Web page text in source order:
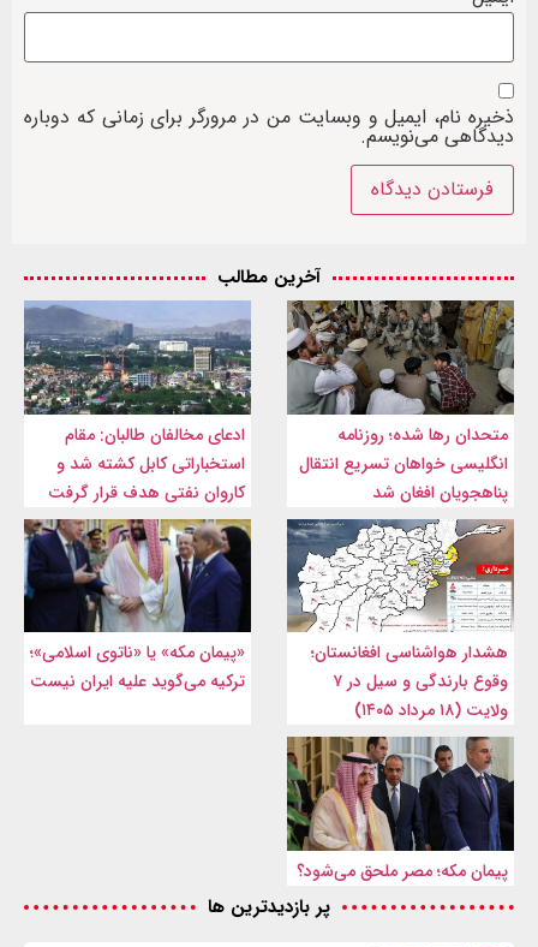
ذخیره نام، ایمیل و وبسایت من در مرورگر برای زمانی که دوباره
دیدگاهی می‌نویسم.
آخرین مطالب
متحدان رها شده؛ روزنامه
انگلیسی خواهان تسریع انتقال
پناهجویان افغان شد
ادعای مخالفان طالبان: مقام
استخباراتی کابل کشته شد و
کاروان نفتی هدف قرار گرفت
هشدار هواشناسی افغانستان؛
وقوع بارندگی و سیل در ۷
ولایت (۱۸ مرداد ۱۴۰۵)
«پیمان مکه» یا «ناتوی اسلامی»؛
ترکیه می‌گوید علیه ایران نیست
پیمان مکه؛ مصر ملحق می‌شود؟
پر بازدیدترین ها